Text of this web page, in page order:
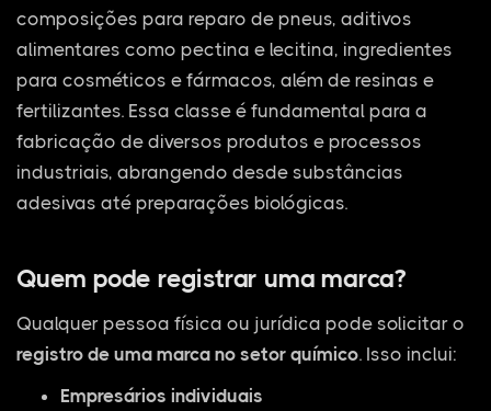
composições para reparo de pneus, aditivos
alimentares como pectina e lecitina, ingredientes
para cosméticos e fármacos, além de resinas e
fertilizantes. Essa classe é fundamental para a
fabricação de diversos produtos e processos
industriais, abrangendo desde substâncias
adesivas até preparações biológicas.
Quem pode registrar uma marca?
Qualquer pessoa física ou jurídica pode solicitar o
registro de uma marca no setor químico. Isso inclui:
Empresários individuais